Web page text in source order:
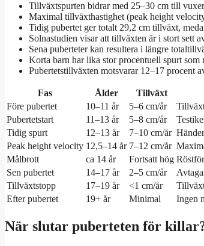
Tillväxtspurten bidrar med 25–30 cm till
Maximal tillväxthastighet (peak height
Tidig pubertet ger totalt 29,2 cm tillväxt,
Solnastudien visar att tillväxten är i stort sett
Sena puberteter kan resultera i längre
Korta barn har lika stor procentuell spurt som
Pubertetstillväxten motsvarar 12–17 procent
Fas Ålder Tillväxt
Före pubertet
10–11 år 5–6 cm/år
Pubertetstart
11–13 år 5–8 cm/år
Tidig spurt
12–13 år 7–10 cm/år
Peak height velocity 12,5–14 år 7–12 cm/år
Målbrott
ca 14 år Fortsatt hög
Sen pubertet
14–17 år 2–5 cm/år
Tillväxtstopp
17–19 år <1 cm/år
Efter pubertet
19+ år Minimal Ingen
När slutar puberteten för